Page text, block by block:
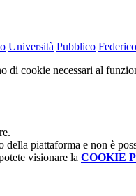
Università Pubblico Federico
di cookie necessari al
della piattaforma e non è
visionare la COOKIE